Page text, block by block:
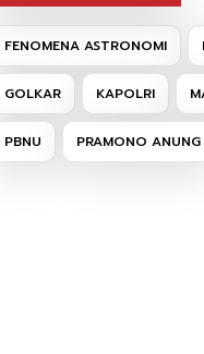
FENOMENA ASTRONOMI
GOLKAR KAPOLRI
PBNU PRAMONO ANUNG